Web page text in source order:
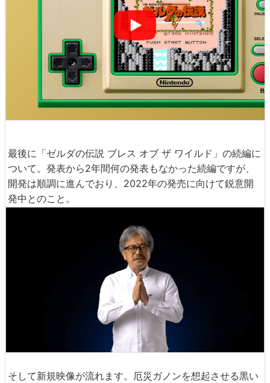
最後に「ゼルダの伝説 ブレス オブ ザ ワイルド」の続編に
ついて。発表から2年間何の発表もなかった続編ですが、
開発は順調に進んでおり、2022年の発売に向けて鋭意開
発中とのこと。
そして新規映像が流れます。厄災ガノンを想起させる黒い